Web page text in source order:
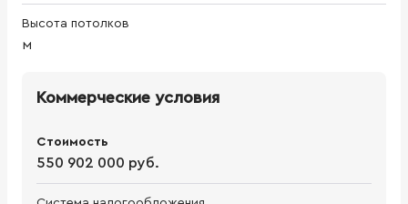
Высота потолков
м
Коммерческие условия
Стоимость
550 902 000 руб.